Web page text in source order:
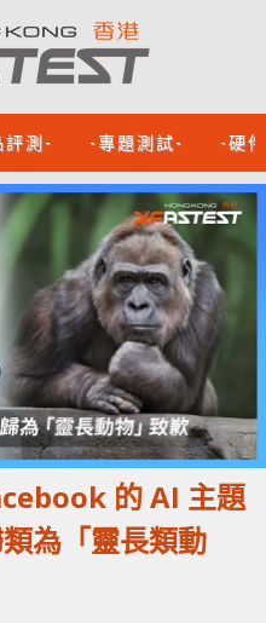
評測- -專題測試- -硬
的 AI 主題
為「靈長類動